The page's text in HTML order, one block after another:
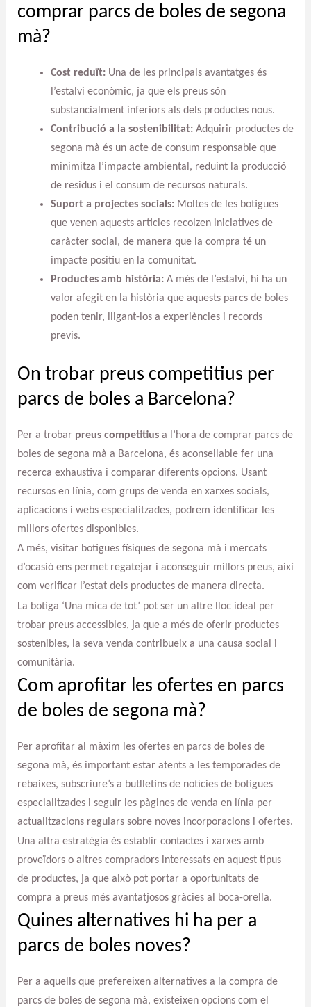
comprar parcs de boles de segona
mà?
Cost reduït:Una de les principals avantatges és
l’estalvi econòmic, ja que els preus són
substancialment inferiors als dels productes nous.
Contribució a la sostenibilitat:Adquirir productes de
segona mà és un acte de consum responsable que
minimitza l’impacte ambiental, reduint la producció
de residus i el consum de recursos naturals.
Suport a projectes socials:Moltes de les botigues
que venen aquests articles recolzen iniciatives de
caràcter social, de manera que la compra té un
impacte positiu en la comunitat.
Productes amb història:A més de l’estalvi, hi ha un
valor afegit en la història que aquests parcs de boles
poden tenir, lligant-los a experiències i records
previs.
On trobar preus competitius per
parcs de boles a Barcelona?
Per a trobar preus competitiusa l’hora de comprar parcs de
boles de segona mà a Barcelona, és aconsellable fer una
recerca exhaustiva i comparar diferents opcions. Usant
recursos en línia, com grups de venda en xarxes socials,
aplicacions i webs especialitzades, podrem identificar les
millors ofertes disponibles.
A més, visitar botigues físiques de segona mà i mercats
d’ocasió ens permet regatejar i aconseguir millors preus, així
com verificar l’estat dels productes de manera directa.
La botiga ‘Una mica de tot’ pot ser un altre lloc ideal per
trobar preus accessibles, ja que a més de oferir productes
sostenibles, la seva venda contribueix a una causa social i
comunitària.
Com aprofitar les ofertes en parcs
de boles de segona mà?
Per aprofitar al màxim les ofertes en parcs de boles de
segona mà, és important estar atents a les temporades de
rebaixes, subscriure’s a butlletins de notícies de botigues
especialitzades i seguir les pàgines de venda en línia per
actualitzacions regulars sobre noves incorporacions i ofertes.
Una altra estratègia és establir contactes i xarxes amb
proveïdors o altres compradors interessats en aquest tipus
de productes, ja que això pot portar a oportunitats de
compra a preus més avantatjosos gràcies al boca-orella.
Quines alternatives hi ha per a
parcs de boles noves?
Per a aquells que prefereixen alternatives a la compra de
parcs de boles de segona mà, existeixen opcions com el